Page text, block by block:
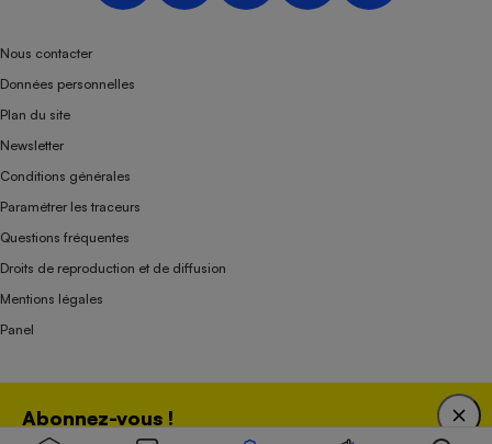
Abonnez-vous !
Nous contacter
Données personnelles
Plan du site
Newsletter
Conditions générales
Paramétrer les traceurs
Questions fréquentes
Droits de reproduction et de diffusion
Mentions légales
Panel
Association indépendante de l’État, des syndicats, des producteurs et des
distributeurs depuis 1951.